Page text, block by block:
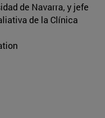
de Navarra, y jefe
de la Clínica